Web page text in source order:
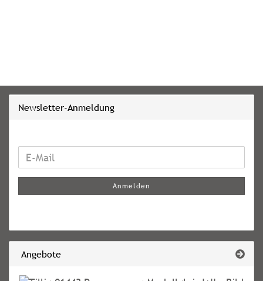
Newsletter-Anmeldung
WEITER
ZUR
ANMELDUNG
E-
Anmelden
Angebote